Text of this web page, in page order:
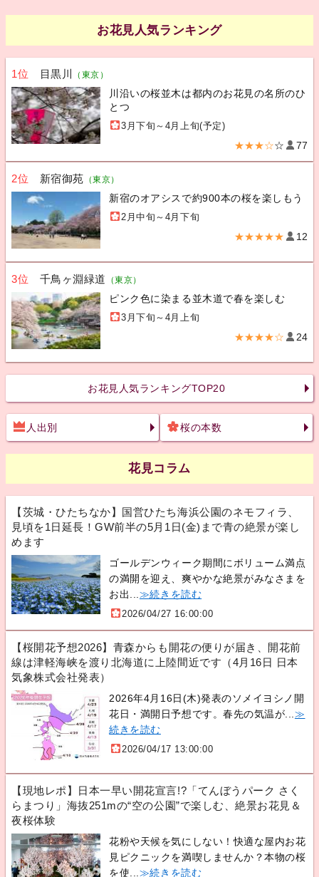
お花見人気ランキング
1位 目黒川 （東京）
川沿いの桜並木は都内のお花見の名所のひ
とつ
3月下旬～4月上旬(予定)
★★★☆☆ 77
2位 新宿御苑 （東京）
新宿のオアシスで約900本の桜を楽しもう
2月中旬～4月下旬
★★★★★ 12
3位 千鳥ヶ淵緑道 （東京）
ピンク色に染まる並木道で春を楽しむ
3月下旬～4月上旬
★★★★☆ 24
お花見人気ランキングTOP20
人出別 桜の本数
花見コラム
【茨城・ひたちなか】国営ひたち海浜公園のネモフィラ、
見頃を1日延長！GW前半の5月1日(金)まで青の絶景が楽し
めます
ゴールデンウィーク期間にボリューム満点
の満開を迎え、爽やかな絶景がみなさまを
お出...≫続きを読む
2026/04/27 16:00:00
【桜開花予想2026】青森からも開花の便りが届き、開花前
線は津軽海峡を渡り北海道に上陸間近です（4月16日 日本
気象株式会社発表）
2026年4月16日(木)発表のソメイヨシノ開
花日・満開日予想です。春先の気温が...≫
続きを読む
2026/04/17 13:00:00
【現地レポ】日本一早い開花宣言!?「てんぼうパーク さく
らまつり」海抜251mの“空の公園”で楽しむ、絶景お花見＆
夜桜体験
花粉や天候を気にしない！快適な屋内お花
見ピクニックを満喫しませんか？本物の桜
を使...≫続きを読む